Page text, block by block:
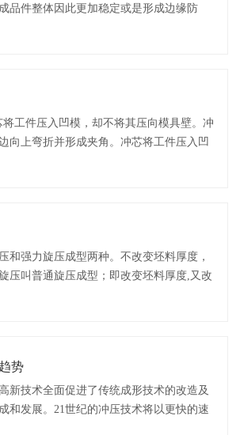
品件整体因此更加稳定或是形成边缘防
需要挂入其他零件。折边与压合
工件压入凹模，却不将其压向模具壁。冲
向上弯折并形成夹角。冲芯将工件压入凹
就越小。此时，冲芯和凹模之间留有空隙
和强力旋压成型两种。不改变坯料厚度，
压叫普通旋压成型；即改变坯料厚度,又改
强力旋压成型。强力旋压成型所需要的旋
势
新技术全面促进了传统成形技术的改造及
和发展。21世纪的冲压技术将以更快的速
方向将更加突出“精、省、净”的需求。(2)